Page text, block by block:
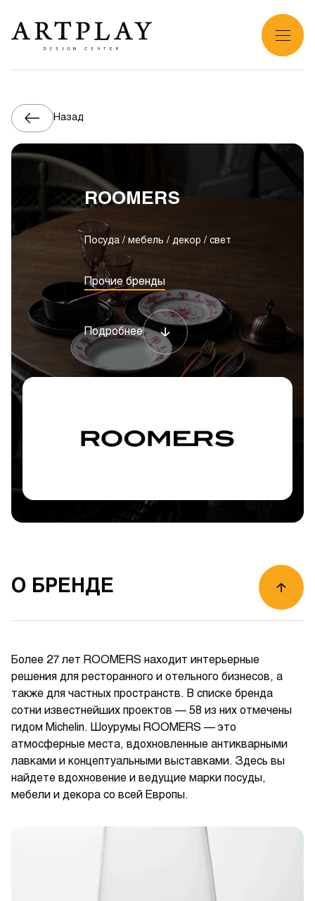
Назад
ROOMERS
Посуда / мебель / декор / свет
Прочие бренды
Подробнее
О БРЕНДЕ
Более 27 лет ROOMERS находит интерьерные
решения для ресторанного и отельного бизнесов, а
также для частных пространств. В списке бренда
сотни известнейших проектов — 58 из них отмечены
гидом Michelin. Шоурумы ROOMERS — это
атмосферные места, вдохновленные антикварными
лавками и концептуальными выставками. Здесь вы
найдете вдохновение и ведущие марки посуды,
мебели и декора со всей Европы.